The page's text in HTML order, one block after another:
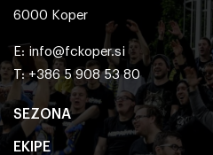
SEZONA
EKIPE
6000 Koper
E: info@fckoper.si
T: +386 5 908 53 80